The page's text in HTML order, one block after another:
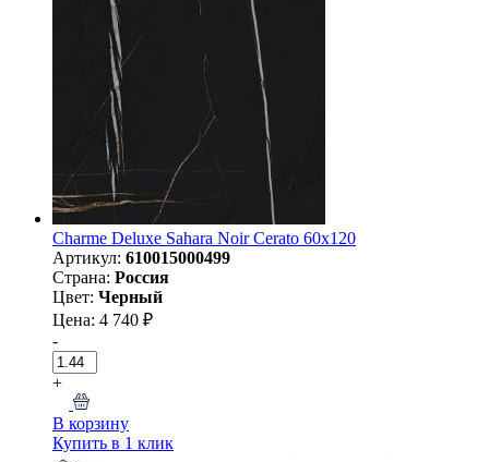
Charme Deluxe Sahara Noir Cerato 60х120
Артикул: 610015000499
Страна: Россия
Цвет: Черный
Цена: 4 740 ₽
-
+
В корзину
Купить в 1 клик